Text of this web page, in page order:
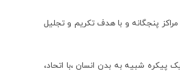
پنجگانه و با هدف تکریم و تجلیل
شبیه به بدن انسان ،با اتحاد،